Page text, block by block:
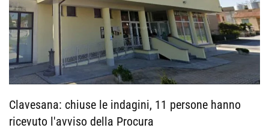
Clavesana: chiuse le indagini, 11 persone hanno
ricevuto l'avviso della Procura